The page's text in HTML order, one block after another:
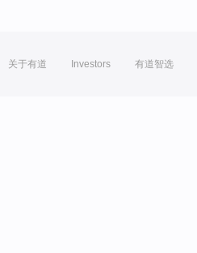
关于有道 Investors 有道智选